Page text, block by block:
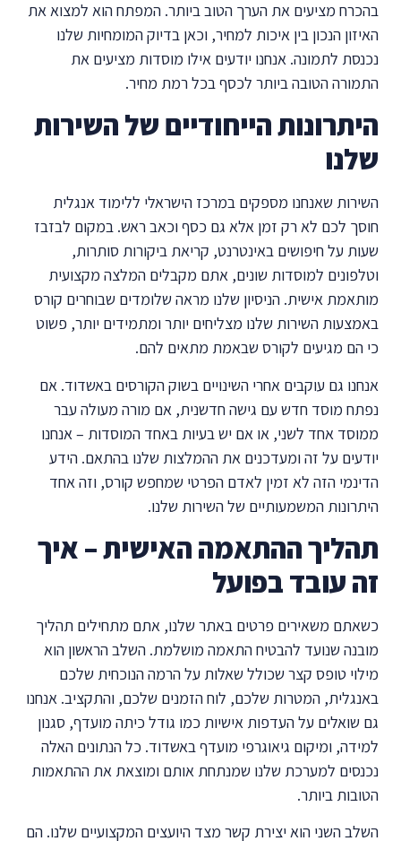
בהכרח מציעים את הערך הטוב ביותר. המפתח הוא למצוא את
האיזון הנכון בין איכות למחיר, וכאן בדיוק המומחיות שלנו
נכנסת לתמונה. אנחנו יודעים אילו מוסדות מציעים את
התמורה הטובה ביותר לכסף בכל רמת מחיר.
היתרונות הייחודיים של השירות
שלנו
השירות שאנחנו מספקים במרכז הישראלי ללימוד אנגלית
חוסך לכם לא רק זמן אלא גם כסף וכאב ראש. במקום לבזבז
שעות על חיפושים באינטרנט, קריאת ביקורות סותרות,
וטלפונים למוסדות שונים, אתם מקבלים המלצה מקצועית
מותאמת אישית. הניסיון שלנו מראה שלומדים שבוחרים קורס
באמצעות השירות שלנו מצליחים יותר ומתמידים יותר, פשוט
כי הם מגיעים לקורס שבאמת מתאים להם.
אנחנו גם עוקבים אחרי השינויים בשוק הקורסים באשדוד. אם
נפתח מוסד חדש עם גישה חדשנית, אם מורה מעולה עבר
ממוסד אחד לשני, או אם יש בעיות באחד המוסדות – אנחנו
יודעים על זה ומעדכנים את ההמלצות שלנו בהתאם. הידע
הדינמי הזה לא זמין לאדם הפרטי שמחפש קורס, וזה אחד
היתרונות המשמעותיים של השירות שלנו.
תהליך ההתאמה האישית – איך
זה עובד בפועל
כשאתם משאירים פרטים באתר שלנו, אתם מתחילים תהליך
מובנה שנועד להבטיח התאמה מושלמת. השלב הראשון הוא
מילוי טופס קצר שכולל שאלות על הרמה הנוכחית שלכם
באנגלית, המטרות שלכם, לוח הזמנים שלכם, והתקציב. אנחנו
גם שואלים על העדפות אישיות כמו גודל כיתה מועדף, סגנון
למידה, ומיקום גיאוגרפי מועדף באשדוד. כל הנתונים האלה
נכנסים למערכת שלנו שמנתחת אותם ומוצאת את ההתאמות
הטובות ביותר.
השלב השני הוא יצירת קשר מצד היועצים המקצועיים שלנו. הם